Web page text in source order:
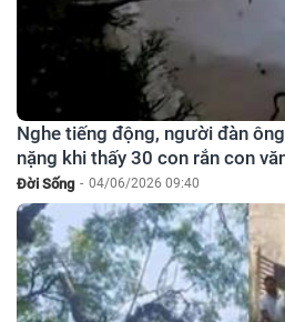
Nghe tiếng động, người đàn
nặng khi thấy 30 con rắn con
Đời Sống - 04/06/2026 09:40